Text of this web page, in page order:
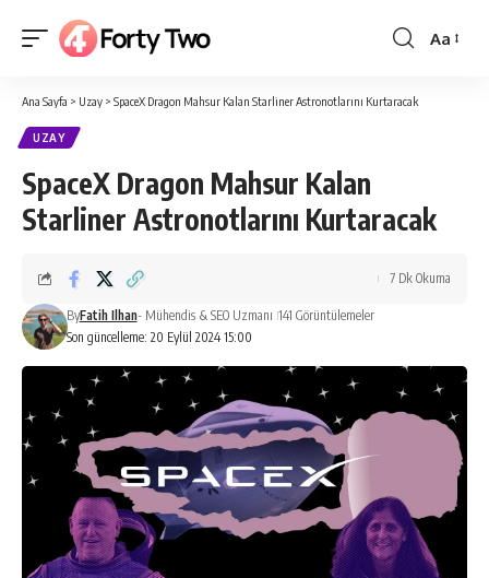
Yazı
Aa
Ana Sayfa > Uzay > SpaceX Dragon Mahsur Kalan Starliner Astronotlarını Kurtaracak
UZAY
SpaceX Dragon Mahsur Kalan
Starliner Astronotlarını Kurtaracak
Son güncelleme: 20 Eylül 2024 15:00
ByFatih Ilhan- Mühendis & SEO Uzmanı 141 Görüntülemeler
7 Dk Okuma